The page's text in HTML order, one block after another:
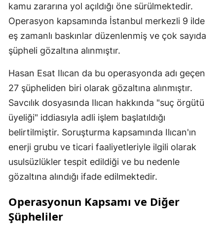
kamu zararına yol açıldığı öne sürülmektedir.
Operasyon kapsamında İstanbul merkezli 9 ilde
eş zamanlı baskınlar düzenlenmiş ve çok sayıda
şüpheli gözaltına alınmıştır.
Hasan Esat Ilıcan da bu operasyonda adı geçen
27 şüpheliden biri olarak gözaltına alınmıştır.
Savcılık dosyasında Ilıcan hakkında "suç örgütü
üyeliği" iddiasıyla adli işlem başlatıldığı
belirtilmiştir. Soruşturma kapsamında Ilıcan'ın
enerji grubu ve ticari faaliyetleriyle ilgili olarak
usulsüzlükler tespit edildiği ve bu nedenle
gözaltına alındığı ifade edilmektedir.
Operasyonun Kapsamı ve Diğer
Şüpheliler